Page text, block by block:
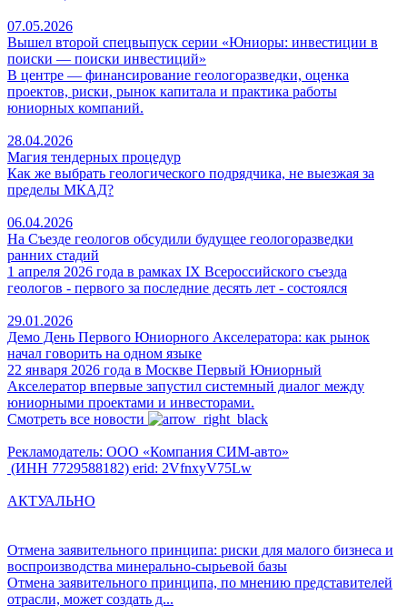
07.05.2026
Вышел второй спецвыпуск серии «Юниоры: инвестиции в
поиски — поиски инвестиций»
В центре — финансирование геологоразведки, оценка
проектов, риски, рынок капитала и практика работы
юниорных компаний.
28.04.2026
Магия тендерных процедур
Как же выбрать геологического подрядчика, не выезжая за
пределы МКАД?
06.04.2026
На Съезде геологов обсудили будущее геологоразведки
ранних стадий
1 апреля 2026 года в рамках IX Всероссийского съезда
геологов - первого за последние десять лет - состоялся
29.01.2026
Демо День Первого Юниорного Акселератора: как рынок
начал говорить на одном языке
22 января 2026 года в Москве Первый Юниорный
Акселератор впервые запустил системный диалог между
юниорными проектами и инвесторами.
Смотреть все новости
Рекламодатель: ООО «Компания СИМ-авто»
(ИНН 7729588182) erid: 2VfnxyV75Lw
АКТУАЛЬНО
Отмена заявительного принципа: риски для малого бизнеса и
воспроизводства минерально-сырьевой базы
Отмена заявительного принципа, по мнению представителей
отрасли, может создать д...